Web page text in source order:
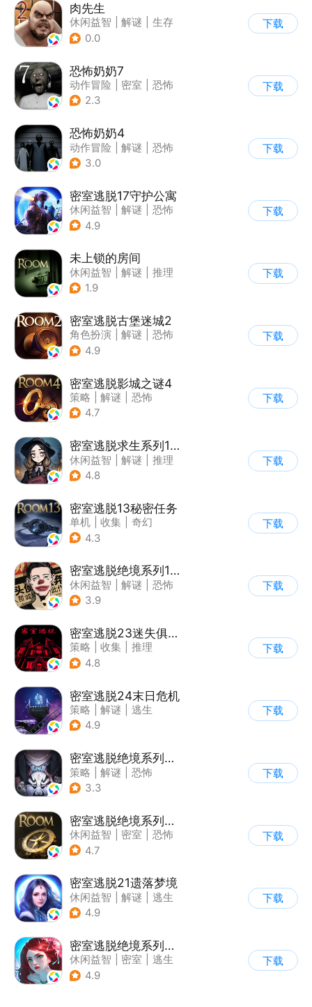
肉先生
休闲益智 解谜
生存
| 卡通
0.0
下载
恐怖奶奶7
动作冒险 密室
恐怖
| 恐怖奶奶
2.3
下载
恐怖奶奶4
动作冒险 解谜
恐怖
| 恐怖奶奶
3.0
下载
密室逃脱17守护公寓
休闲益智 解谜
恐怖
| 密室逃脱
4.9
下载
未上锁的房间
休闲益智 解谜
推理
| 端游移植
1.9
下载
密室逃脱古堡迷城2
角色扮演 解谜
恐怖
| 密室逃脱
4.9
下载
密室逃脱影城之谜4
策略 解谜
恐怖
| 密室逃脱
4.7
下载
密室逃脱求生系列1极地冒险
休闲益智 解谜
推理
| 密室逃脱
4.8
下载
密室逃脱13秘密任务
单机 收集
奇幻
| 密室逃脱
4.3
下载
密室逃脱绝境系列11游乐园
休闲益智 解谜
恐怖
| 密室逃脱
3.9
下载
密室逃脱23迷失俱乐部
策略 收集
推理
| 密室逃脱
4.8
下载
密室逃脱24末日危机
策略 解谜
逃生
| 密室逃脱
4.9
下载
密室逃脱绝境系列8酒店惊魂
策略 解谜
恐怖
| 密室逃脱
3.3
下载
密室逃脱绝境系列2海盗船
休闲益智 密室
恐怖
| 密室逃脱
4.7
下载
密室逃脱21遗落梦境
休闲益智 解谜
逃生
| 密室逃脱
4.9
下载
密室逃脱绝境系列4迷失森林
休闲益智 密室
逃生
| 密室逃脱
4.9
下载